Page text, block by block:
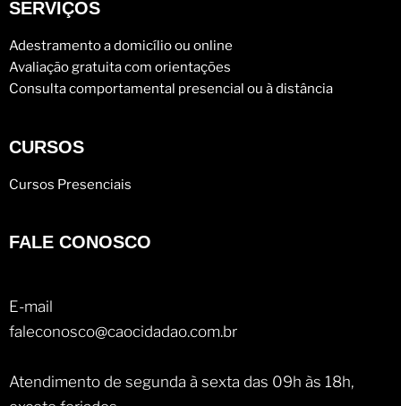
SERVIÇOS
Adestramento a domicílio ou online
Avaliação gratuita com orientações
Consulta comportamental presencial ou à distância
CURSOS
Cursos Presenciais
FALE CONOSCO
E-mail
faleconosco@caocidadao.com.br
Atendimento de segunda à sexta das 09h às 18h,